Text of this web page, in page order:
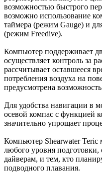
возможностью быстрого
возможно использование
таймера (режим Gauge) и
(режим Freedive).
Компьютер поддерживает
осуществляет контроль за
рассчитывает оставшееся
потребления воздуха на
предусмотрена
Для удобства навигации в
осевой компас с функцией
значительно упрощает
Компьютер Shearwater Teric
любого уровня
дайверам, и тем, кто
подводного плавания.